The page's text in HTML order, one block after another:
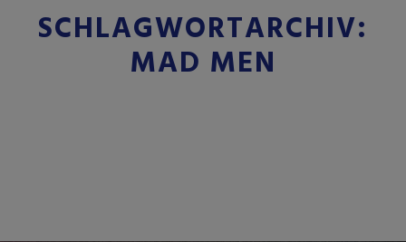
SCHLAGWORTARCHIV:
MAD MEN